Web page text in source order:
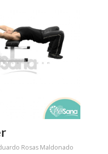
Rosas Maldonado